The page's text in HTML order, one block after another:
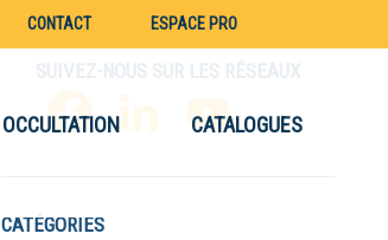
CONTACT ESPACE PRO
OCCULTATION CATALOGUES
CATÉGORIES